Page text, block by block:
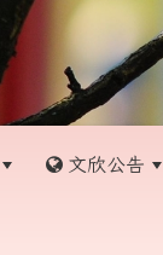
文欣公告